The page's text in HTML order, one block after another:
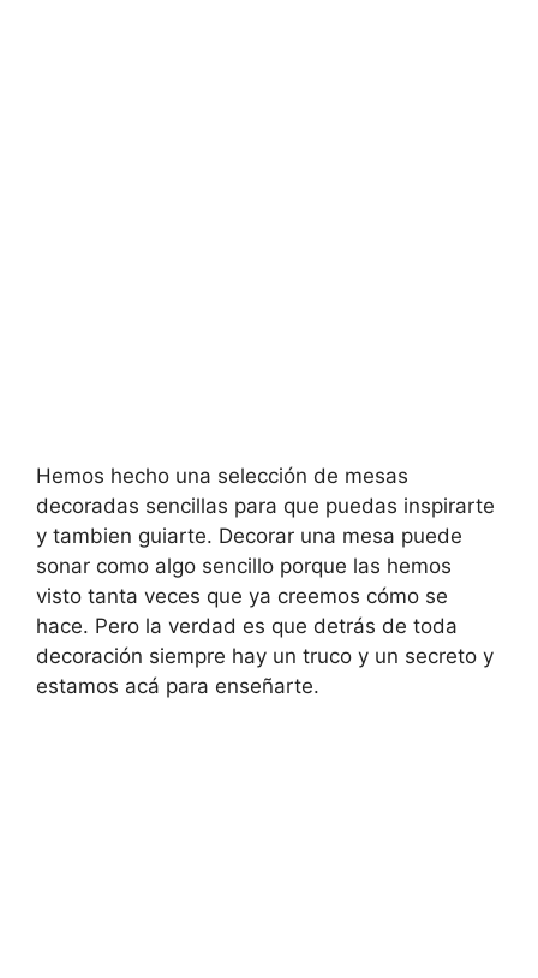
Hemos hecho una selección de mesas
decoradas sencillas para que puedas inspirarte
y tambien guiarte. Decorar una mesa puede
sonar como algo sencillo porque las hemos
visto tanta veces que ya creemos cómo se
hace. Pero la verdad es que detrás de toda
decoración siempre hay un truco y un secreto y
estamos acá para enseñarte.